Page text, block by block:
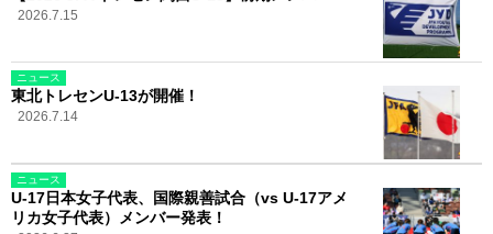
2026.7.15
ニュース
東北トレセンU-13が開催！
2026.7.14
ニュース
U-17日本女子代表、国際親善試合（vs U-17アメ
リカ女子代表）メンバー発表！